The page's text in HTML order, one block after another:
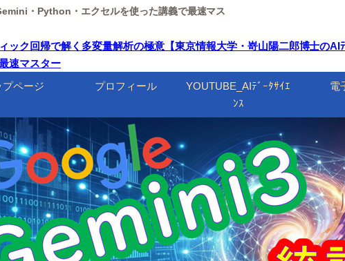
・Python・エクセルを使った講義で最速マス
ック回帰で解く多変量解析の極意【東京情報大学・嵜山陽二郎博士の
速マスター
プページ
プロフィール
YOUTUBE_AIﾃﾞｰﾀｻｲｴ
ﾝｽ
電